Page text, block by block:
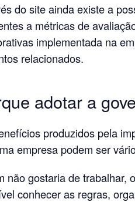
do site ainda existe a
a métricas de
implementada na
relacionados.
adotar a
produzidos pela
empresa podem ser
não gostaria de trabalhar,
conhecer as regras,